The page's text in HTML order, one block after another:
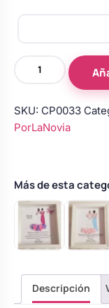
Cuadro
SKU: CP0033
PorLaNovia
Más de esta
Descripción